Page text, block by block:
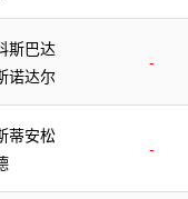
斯巴达
-
诺达尔
蒂安松
-